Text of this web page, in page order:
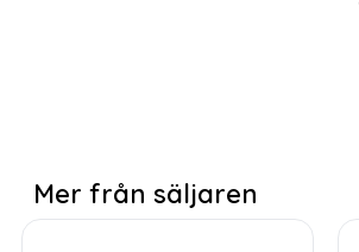
Mer från säljaren